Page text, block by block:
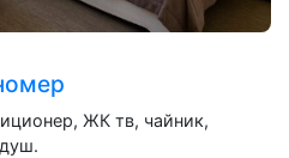
ЖК тв, чайник,